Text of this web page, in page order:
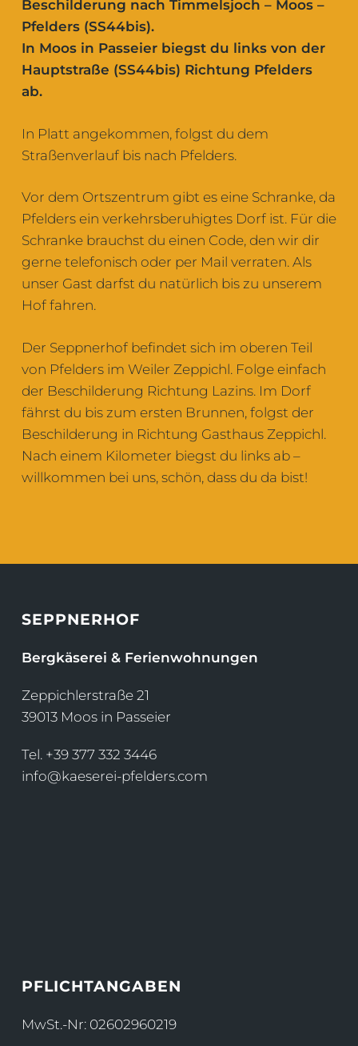
Beschilderung nach Timmelsjoch – Moos –
Pfelders (SS44bis).
In Moos in Passeier biegst du links von der
Hauptstraße (SS44bis) Richtung Pfelders
ab.
In Platt angekommen, folgst du dem
Straßenverlauf bis nach Pfelders.
Vor dem Ortszentrum gibt es eine Schranke, da
Pfelders ein verkehrsberuhigtes Dorf ist. Für die
Schranke brauchst du einen Code, den wir dir
gerne telefonisch oder per Mail verraten. Als
unser Gast darfst du natürlich bis zu unserem
Hof fahren.
Der Seppnerhof befindet sich im oberen Teil
von Pfelders im Weiler Zeppichl. Folge einfach
der Beschilderung Richtung Lazins. Im Dorf
fährst du bis zum ersten Brunnen, folgst der
Beschilderung in Richtung Gasthaus Zeppichl.
Nach einem Kilometer biegst du links ab –
willkommen bei uns, schön, dass du da bist!
SEPPNERHOF
Bergkäserei & Ferienwohnungen
Zeppichlerstraße 21
39013 Moos in Passeier
Tel. +39 377 332 3446
info@kaeserei-pfelders.com
PFLICHTANGABEN
MwSt.-Nr: 02602960219